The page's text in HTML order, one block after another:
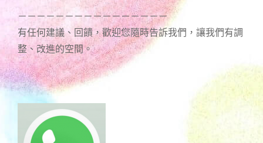
－－－－－－－－－－－－－－－－
有任何建議、回饋，歡迎您隨時告訴我們，讓我們有調
整、改進的空間。